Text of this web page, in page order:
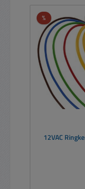
%Rabatt
12VAC